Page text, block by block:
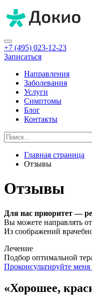
+7 (495) 023-12-23
Записаться
Направления
Заболевания
Услуги
Симптомы
Блог
Контакты
Главная страница
Отзывы
Отзывы
Для нас приоритет —
Вы можете направлять
Из соображений
Лечение
Подбор оптимальной
Проконсультируйте меня
«Хорошее,